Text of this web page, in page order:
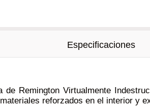
Especificaciones
de Remington Virtualmente
reforzados en el interior y